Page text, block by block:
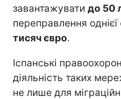
завантажувати до 50
переправлення
тисяч євро.
Іспанські
діяльність таких
не лише для